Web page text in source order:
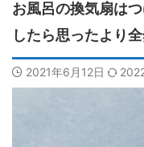
お風呂の換気扇は
したら思ったより全
2021年6月12日